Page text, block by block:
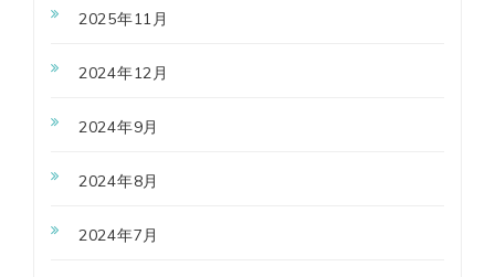
2025年11月
2024年12月
2024年9月
2024年8月
2024年7月